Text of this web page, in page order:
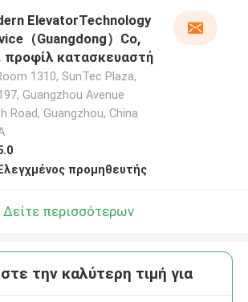
ElevatorTechnology
（Guangdong）Co,
προφίλ κατασκευαστή
1310, SunTec Plaza,
Guangzhou Avenue
Road, Guangzhou, China
Ελεγχμένος προμηθευτής
Δείτε περισσότερων
την καλύτερη τιμή για